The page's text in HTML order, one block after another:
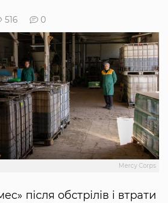
516 0
Mercy Corps
після обстрілів і втрати